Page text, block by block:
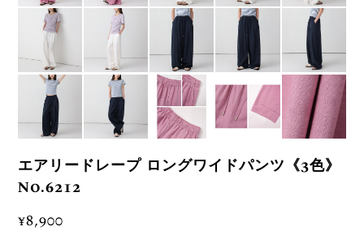
エアリードレープ ロングワイドパンツ《3色》
No.6212
¥8,900